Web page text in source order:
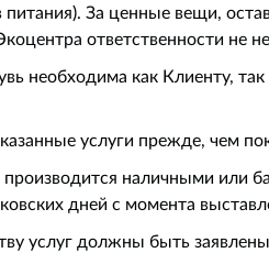
За ценные вещи,
ответственности не
необходима как Клиенту,
услуги прежде, чем
наличными или
дней с момента
услуг должны быть